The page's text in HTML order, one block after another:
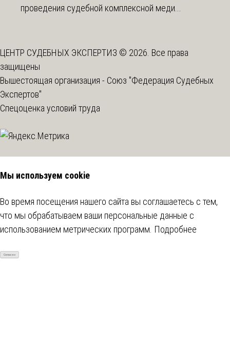
проведения судебной комплексной меди...
ЦЕНТР СУДЕБНЫХ ЭКСПЕРТИЗ © 2026. Все права
защищены
Вышестоящая организация - Союз "Федерация Судебных
Экспертов"
Спецоценка условий труда
Мы используем cookie
Во время посещения нашего сайта вы соглашаетесь с тем,
что мы обрабатываем ваши персональные данные с
использованием метрических программ. Подробнее
Согласен